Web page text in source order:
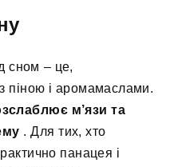
сном – це,
піною і аромамаслами.
м’язи та
. Для тих, хто
панацея і